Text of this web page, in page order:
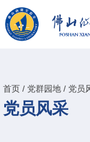
首页 / 党群园地 / 党员
党员风采